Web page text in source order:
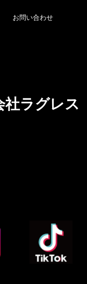
お問い合わせ
社ラグレス